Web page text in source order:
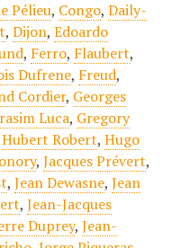
Pélieu, Congo, Daily-
, Dijon, Edoardo
, Ferro, Flaubert,
Dufrene, Freud,
Cordier, Georges
Luca, Gregory
Hubert Robert, Hugo
, Jacques Prévert,
, Jean Dewasne, Jean
, Jean-Jacques
Duprey, Jean-